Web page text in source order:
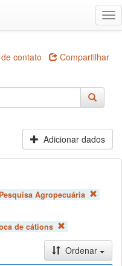
contato Compartilhar
Adicionar dados
Agropecuária
de cátions
Ordenar